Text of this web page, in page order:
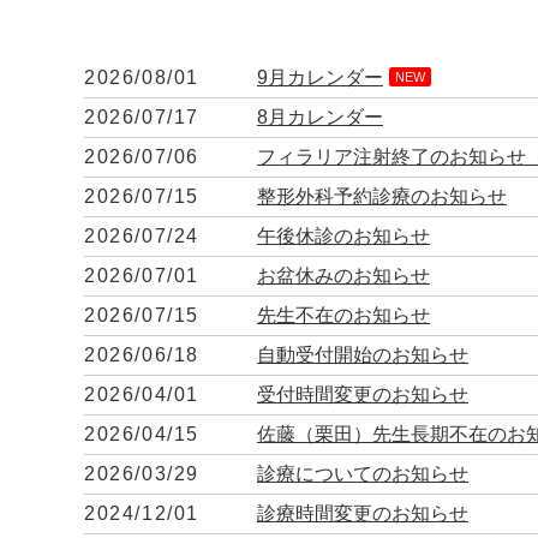
2026/08/01 9月カレンダー NEW
2026/07/17
8月カレンダー
2026/07/06
フィラリア注射終了のお知らせ
2026/07/15
整形外科予約診療のお知らせ
2026/07/24
午後休診のお知らせ
2026/07/01
お盆休みのお知らせ
2026/07/15
先生不在のお知らせ
2026/06/18
自動受付開始のお知らせ
2026/04/01
受付時間変更のお知らせ
2026/04/15
佐藤（栗田）先生長期不在のお
2026/03/29
診療についてのお知らせ
2024/12/01
診療時間変更のお知らせ